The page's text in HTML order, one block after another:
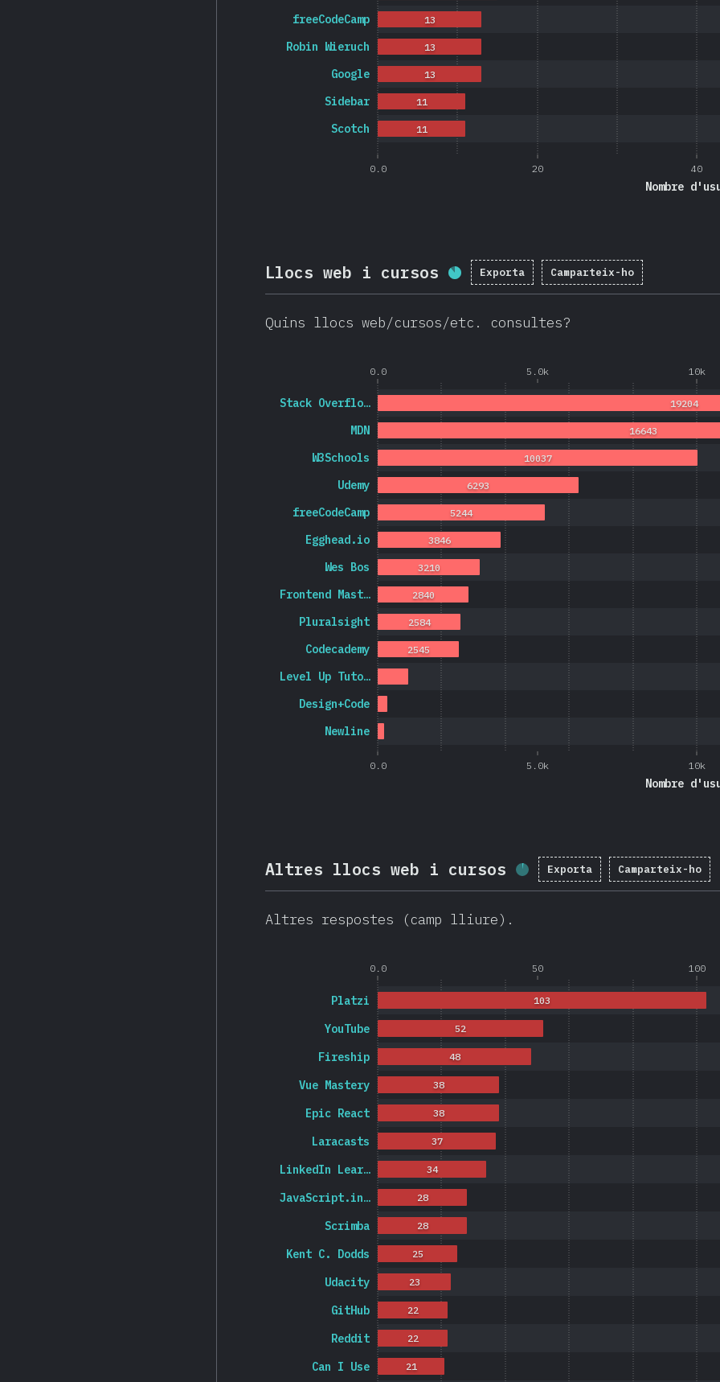
0.0 20 40
Nombre
Scotch
Sidebar
Google
Robin Wieruch
freeCodeCamp
11
11
13
13
13
Llocs web i cursos Percentatge completat:
Exporta Camparteix-ho
Quins llocs web/cursos/etc. consultes?
0.0 5.0k 10k
0.0 5.0k 10k
Nombre
Newline
Design+Code
Level Up Tuto…
Codecademy
Pluralsight
Frontend Mast…
Wes Bos
Egghead.io
freeCodeCamp
Udemy
W3Schools
MDN
Stack Overflo…
2545
2584
2840
3210
3846
5244
6293
10037
16643
19204
Altres llocs web i cursos Percentatge completat:
Exporta Camparteix-ho
Altres respostes (camp lliure).
0.0 50 100
Can I Use
Reddit
GitHub
Udacity
Kent C. Dodds
Scrimba
JavaScript.in…
LinkedIn Lear…
Laracasts
Epic React
Vue Mastery
Fireship
YouTube
Platzi
21
22
22
23
25
28
28
34
37
38
38
48
52
103